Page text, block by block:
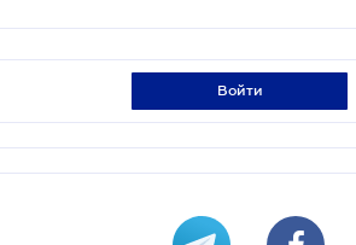
войти